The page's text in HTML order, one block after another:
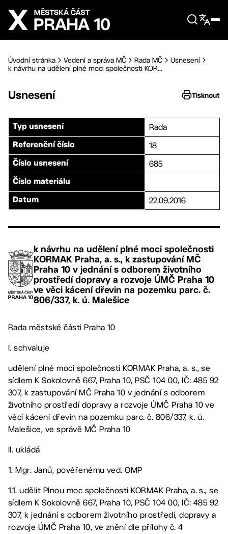
Přejít na hlavní obsah
Úvodní stránka Vedení a správa MČ Rada MČ
Usnesení
k návrhu na udělení plné moci společnosti KOR...
Usnesení Tisknout
Typ usnesení Rada
Referenční číslo 18
Číslo usnesení 685
Číslo materiálu
Datum 22.09.2016
k návrhu na udělení plné moci společnosti
KORMAK Praha, a. s., k zastupování MČ
Praha 10 v jednání s odborem životního
prostředí dopravy a rozvoje ÚMČ Praha 10
ve věci kácení dřevin na pozemku parc. č.
806/337, k. ú. Malešice
Rada městské části Praha 10
I. schvaluje
udělení plné moci společnosti KORMAK Praha, a. s., se
sídlem K Sokolovně 667, Praha 10, PSČ 104 00, IČ: 485 92
307, k zastupování MČ Praha 10 v jednání s odborem
životního prostředí dopravy a rozvoje ÚMČ Praha 10 ve
věci kácení dřevin na pozemku parc. č. 806/337, k. ú.
Malešice, ve správě MČ Praha 10
II. ukládá
1. Mgr. Janů, pověřenému ved. OMP
1.1. udělit Plnou moc společnosti KORMAK Praha, a. s., se
sídlem K Sokolovně 667, Praha 10, PSČ 104 00, IČ: 485 92
307, k jednání s odborem životního prostředí, dopravy a
rozvoje ÚMČ Praha 10, ve znění dle přílohy č. 4